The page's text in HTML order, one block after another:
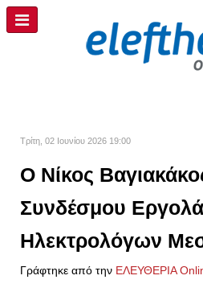
Τρίτη, 02 Ιουνίου 2026 19:00
Ο Νίκος
Συνδέσμου
Ηλεκτρολόγων
Γράφτηκε από την ΕΛΕΥΘΕΡΙΑ